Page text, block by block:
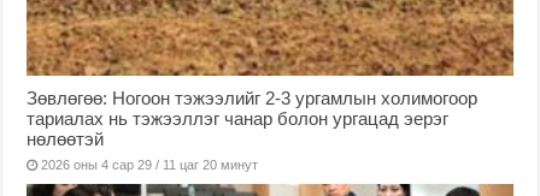
Зөвлөгөө: Ногоон тэжээлийг 2-3 ургамлын холимогоор
тариалах нь тэжээллэг чанар болон ургацад эерэг
нөлөөтэй
2026 оны 4 сар 29 / 11 цаг 20 минут